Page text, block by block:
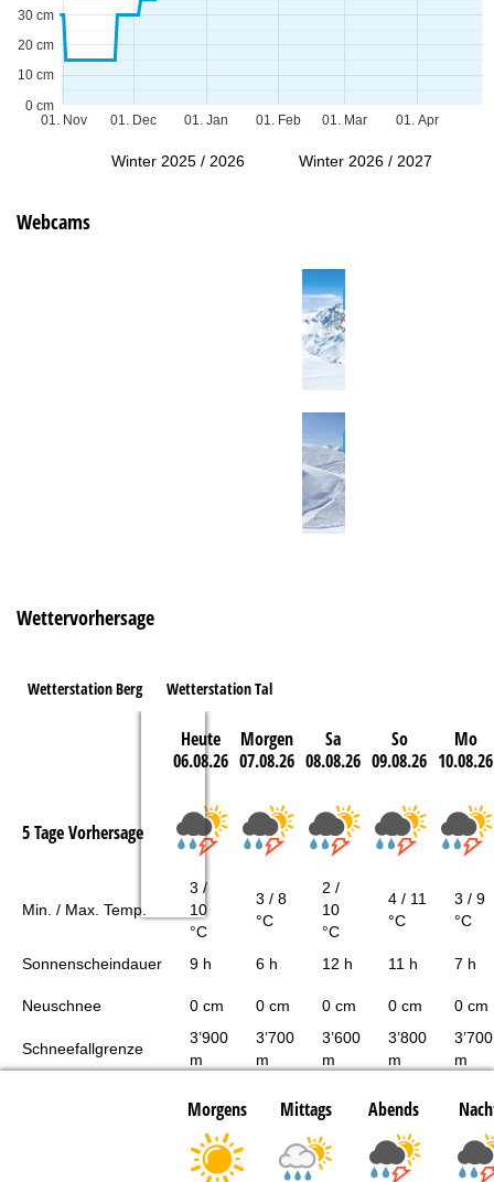
01. Nov 01. Dec 01. Jan 01. Feb 01. Mar 01. Apr
0 cm
10 cm
20 cm
30 cm
Winter 2025 / 2026 Winter 2026 / 2027
Webcams
Wettervorhersage
Wetterstation Berg Wetterstation Tal
Heute
06.08.26
Morgen
07.08.26
Sa
08.08.26
So
09.08.26
Mo
10.08.26
5 Tage Vorhersage
Min. / Max. Temp.
3 /
10
°C
3 / 8
°C
2 /
10
°C
4 / 11
°C
3 / 9
°C
Sonnenscheindauer 9 h 6 h 12 h 11 h 7 h
Neuschnee 0 cm 0 cm 0 cm 0 cm 0 cm
Schneefallgrenze
3’900
m
3’700
m
3’600
m
3’800
m
3’700
m
Morgens Mittags Abends